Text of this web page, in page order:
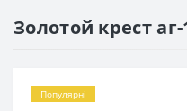
Золотой крест аг-
Популярні